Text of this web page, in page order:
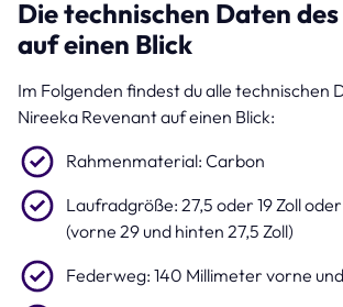
Die technischen Daten
auf einen Blick
Im Folgenden findest du alle technischen
Nireeka Revenant auf einen Blick:
Rahmenmaterial: Carbon
Laufradgröße: 27,5 oder 19 Zoll
(vorne 29 und hinten 27,5 Zoll)
Federweg: 140 Millimeter vorne